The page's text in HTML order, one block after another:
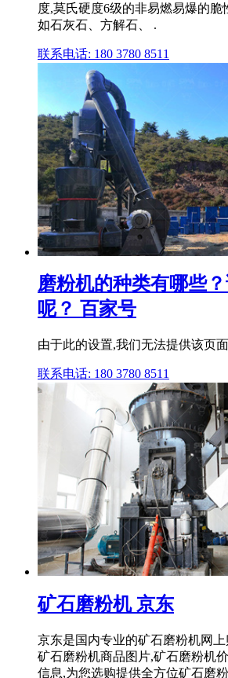
度,莫氏硬度6级的非易燃易爆的脆
如石灰石、方解石、 .
联系电话: 180 3780 8511
磨粉机的种类有哪些
呢？ 百家号
由于此的设置,我们无法提供该页
联系电话: 180 3780 8511
矿石磨粉机 京东
京东是国内专业的矿石磨粉机网
矿石磨粉机商品图片,矿石磨粉机
信息,为您选购提供全方位矿石磨